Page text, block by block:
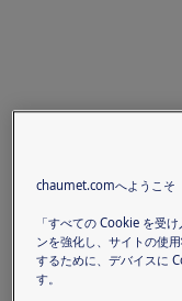
chaumet.comへようこそ
「すべての Cookie を受
ンを強化し、サイトの使
するために、デバイスに
す。